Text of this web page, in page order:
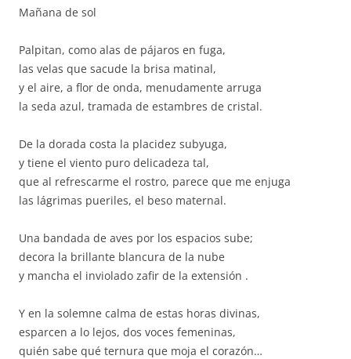
Mañana de sol
Palpitan, como alas de pájaros en fuga,
las velas que sacude la brisa matinal,
y el aire, a flor de onda, menudamente arruga
la seda azul, tramada de estambres de cristal.
De la dorada costa la placidez subyuga,
y tiene el viento puro delicadeza tal,
que al refrescarme el rostro, parece que me enjuga
las lágrimas pueriles, el beso maternal.
Una bandada de aves por los espacios sube;
decora la brillante blancura de la nube
y mancha el inviolado zafir de la extensión .
Y en la solemne calma de estas horas divinas,
esparcen a lo lejos, dos voces femeninas,
quién sabe qué ternura que moja el corazón…